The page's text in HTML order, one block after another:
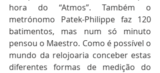
hora do “Atmos”. Também o
metrónomo Patek-Philippe faz 120
batimentos, mas num só minuto
pensou o Maestro. Como é possível o
mundo da relojoaria conceber estas
diferentes formas de medição do